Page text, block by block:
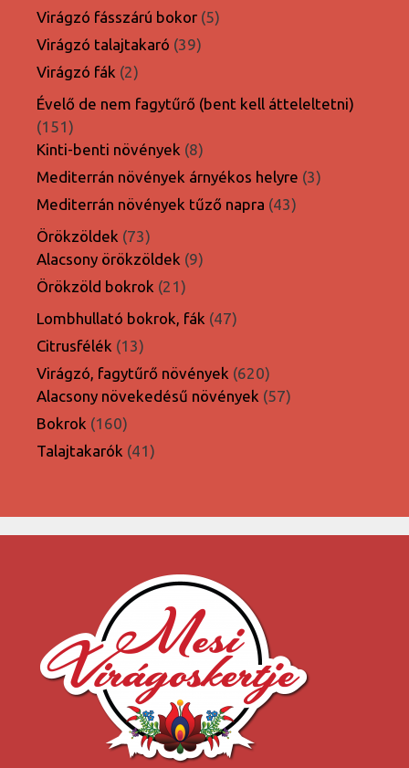
termék
Virágzó fásszárú bokor 55
Virágzó talajtakaró 3939
Virágzó fák 22
termék
Évelő de nem fagytűrő (bent kell átteleltetni)
151151
termék
Kinti-benti növények 88
termék
Mediterrán növények árnyékos helyre 33
Mediterrán növények tűző napra 4343
Örökzöldek 7373
termék
Alacsony örökzöldek 99
Örökzöld bokrok 2121
termék
Lombhullató bokrok, fák 4747
Citrusfélék 1313
termék
Virágzó, fagytűrő növények 620620
termék
Alacsony növekedésű növények 5757
Bokrok 160160
termék
Talajtakarók 4141